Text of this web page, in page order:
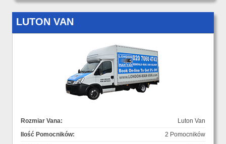
LUTON VAN
Rozmiar Vana:
Luton Van
Ilość Pomocników:
2 Pomocników